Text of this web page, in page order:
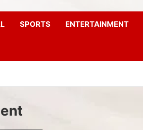
SPORTS ENTERTAINMENT